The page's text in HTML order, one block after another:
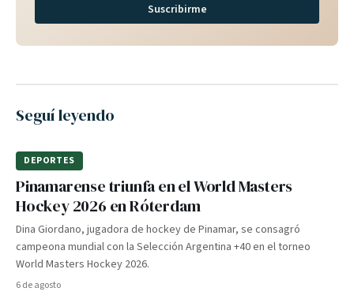
Suscribirme
Seguí leyendo
DEPORTES
Pinamarense triunfa en el World Masters
Hockey 2026 en Róterdam
Dina Giordano, jugadora de hockey de Pinamar, se consagró
campeona mundial con la Selección Argentina +40 en el torneo
World Masters Hockey 2026.
6 de agosto